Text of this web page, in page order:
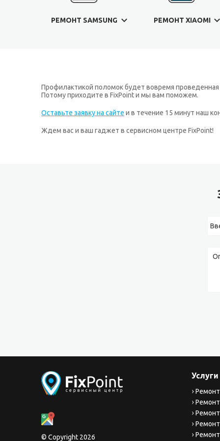
РЕМОНТ SAMSUNG РЕМОНТ XIAOMI
Профилактикой поломок будет вовремя проведенная
Потому приходите в FixPoint и мы вам поможем.
Оставьте заявку на сайте и в течение 15 минут наш
Ждем вас и ваш гаджет в сервисном центре FixPoint!
© Copyright 2026
Услуги